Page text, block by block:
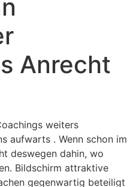
Anrecht
weiters
aufwarts . Wenn schon im
deswegen dahin, wo
Bildschirm attraktive
gegenwartig beteiligt